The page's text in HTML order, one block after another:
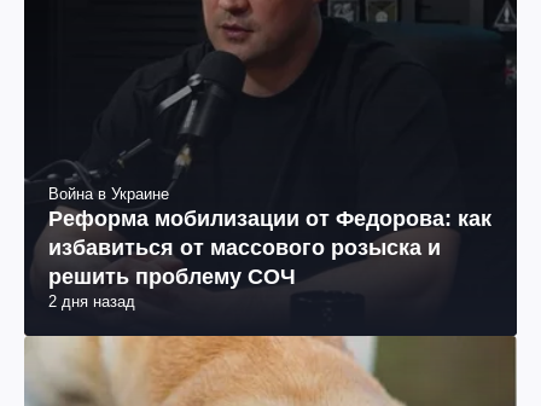
Война в Украине
Реформа мобилизации от Федорова: как
избавиться от массового розыска и
решить проблему СОЧ
2 дня назад